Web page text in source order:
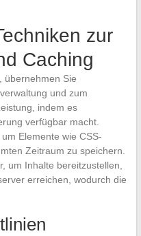
zur
Caching
übernehmen Sie
und zum
indem es
verfügbar macht.
um Elemente wie CSS-
Zeitraum zu speichern.
um Inhalte bereitzustellen,
erreichen, wodurch die